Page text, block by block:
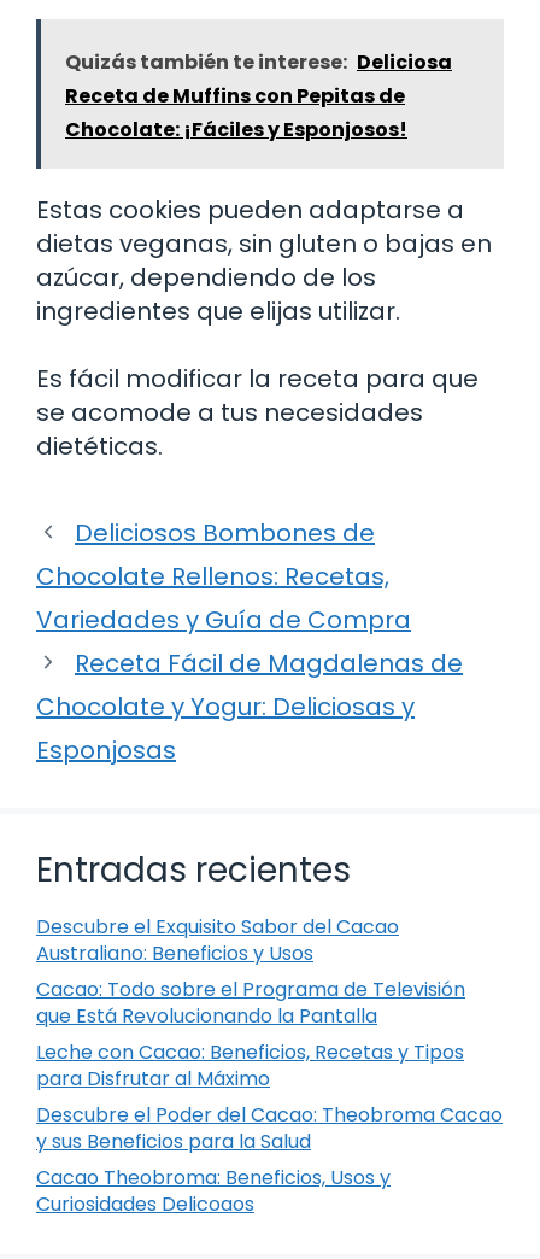
Quizás también te interese: Deliciosa
Receta de Muffins con Pepitas de
Chocolate: ¡Fáciles y Esponjosos!
Estas cookies pueden adaptarse a
dietas veganas, sin gluten o bajas en
azúcar, dependiendo de los
ingredientes que elijas utilizar.
Es fácil modificar la receta para que
se acomode a tus necesidades
dietéticas.
Deliciosos Bombones de
Chocolate Rellenos: Recetas,
Variedades y Guía de Compra
Receta Fácil de Magdalenas de
Chocolate y Yogur: Deliciosas y
Esponjosas
Entradas recientes
Descubre el Exquisito Sabor del Cacao
Australiano: Beneficios y Usos
Cacao: Todo sobre el Programa de Televisión
que Está Revolucionando la Pantalla
Leche con Cacao: Beneficios, Recetas y Tipos
para Disfrutar al Máximo
Descubre el Poder del Cacao: Theobroma Cacao
y sus Beneficios para la Salud
Cacao Theobroma: Beneficios, Usos y
Curiosidades Delicoaos